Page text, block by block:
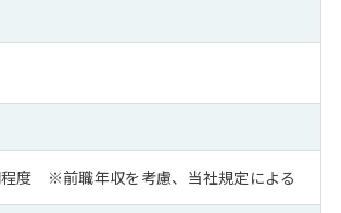
度 ※前職年収を考慮、当社規定による